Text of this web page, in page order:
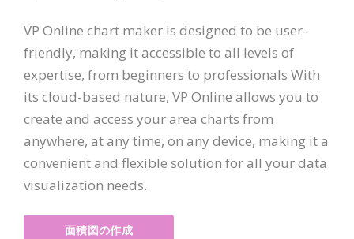
VP Online chart maker is designed to be user-
friendly, making it accessible to all levels of
expertise, from beginners to professionals With
its cloud-based nature, VP Online allows you to
create and access your area charts from
anywhere, at any time, on any device, making it a
convenient and flexible solution for all your data
visualization needs.
面積図の作成